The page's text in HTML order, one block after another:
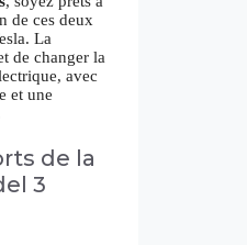
de ces deux
La
de changer la
avec
et une
de la
3